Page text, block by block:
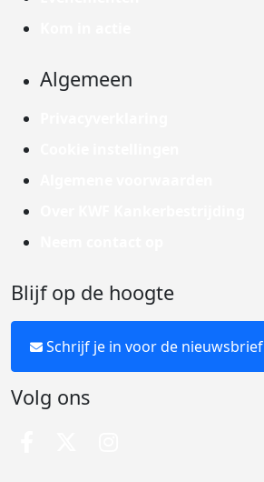
Algemeen
Blijf op de hoogte
Schrijf je in voor de nieuwsbrief
Volg ons